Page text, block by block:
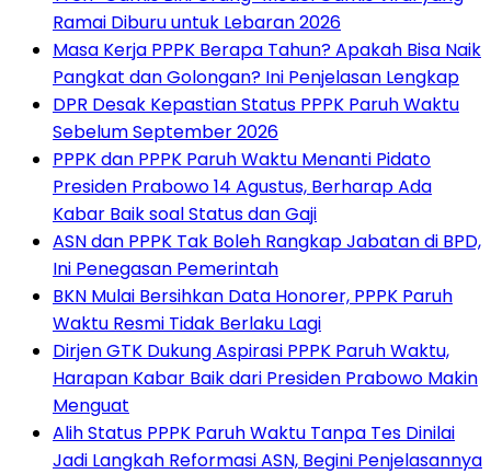
Ramai Diburu untuk Lebaran 2026
Masa Kerja PPPK Berapa Tahun? Apakah Bisa Naik
Pangkat dan Golongan? Ini Penjelasan Lengkap
DPR Desak Kepastian Status PPPK Paruh Waktu
Sebelum September 2026
PPPK dan PPPK Paruh Waktu Menanti Pidato
Presiden Prabowo 14 Agustus, Berharap Ada
Kabar Baik soal Status dan Gaji
ASN dan PPPK Tak Boleh Rangkap Jabatan di BPD,
Ini Penegasan Pemerintah
BKN Mulai Bersihkan Data Honorer, PPPK Paruh
Waktu Resmi Tidak Berlaku Lagi
Dirjen GTK Dukung Aspirasi PPPK Paruh Waktu,
Harapan Kabar Baik dari Presiden Prabowo Makin
Menguat
Alih Status PPPK Paruh Waktu Tanpa Tes Dinilai
Jadi Langkah Reformasi ASN, Begini Penjelasannya